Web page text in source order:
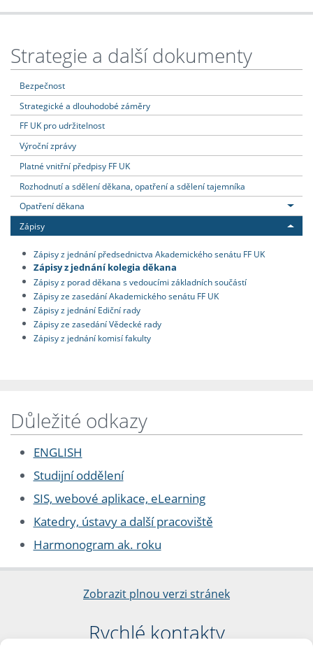
Strategie a další dokumenty
Bezpečnost
Strategické a dlouhodobé záměry
FF UK pro udržitelnost
Výroční zprávy
Platné vnitřní předpisy FF UK
Rozhodnutí a sdělení děkana, opatření a sdělení tajemníka
Opatření děkana
Zápisy
Zápisy z jednání předsednictva Akademického senátu FF UK
Zápisy z jednání kolegia děkana
Zápisy z porad děkana s vedoucími základních součástí
Zápisy ze zasedání Akademického senátu FF UK
Zápisy z jednání Ediční rady
Zápisy ze zasedání Vědecké rady
Zápisy z jednání komisí fakulty
Důležité odkazy
ENGLISH
Studijní oddělení
SIS, webové aplikace, eLearning
Katedry, ústavy a další pracoviště
Harmonogram ak. roku
Zobrazit plnou verzi stránek
Rychlé kontakty